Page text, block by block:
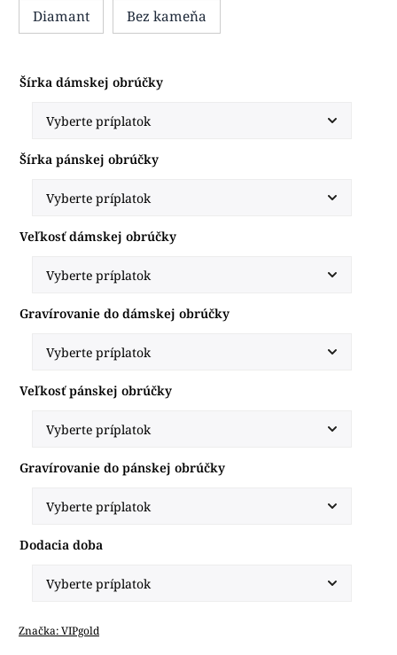
Diamant Bez kameňa
Šírka dámskej obrúčky
Šírka pánskej obrúčky
Veľkosť dámskej obrúčky
Gravírovanie do dámskej obrúčky
Veľkosť pánskej obrúčky
Gravírovanie do pánskej obrúčky
Dodacia doba
Značka:VIPgold